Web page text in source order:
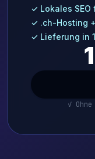
✓ Lokales
✓ .ch-Hosting
✓ Lieferung in
✓